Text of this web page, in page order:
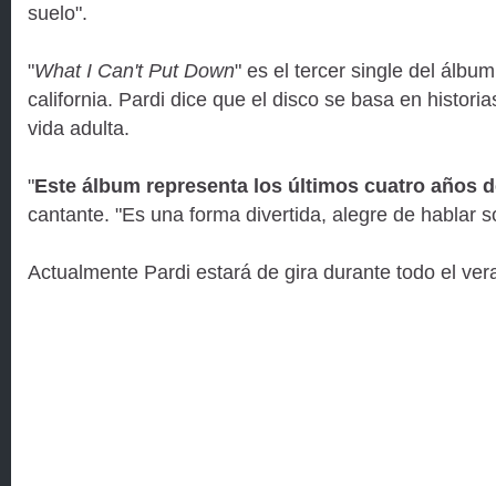
suelo".
"What I Can't Put Down" es el tercer single del
california. Pardi dice que el disco se basa en
vida adulta.
"Este álbum representa los últimos cuatro años
cantante. "Es una forma divertida, alegre de hablar
Actualmente Pardi estará de gira durante todo el